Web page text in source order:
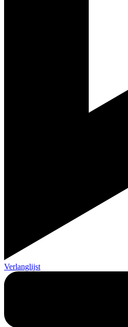
Verlanglijst